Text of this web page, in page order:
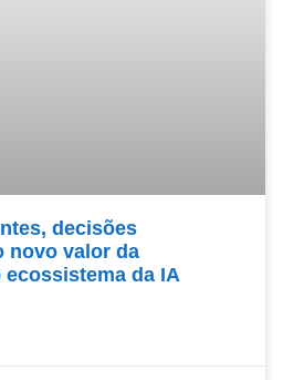
decisões
novo valor da
da IA